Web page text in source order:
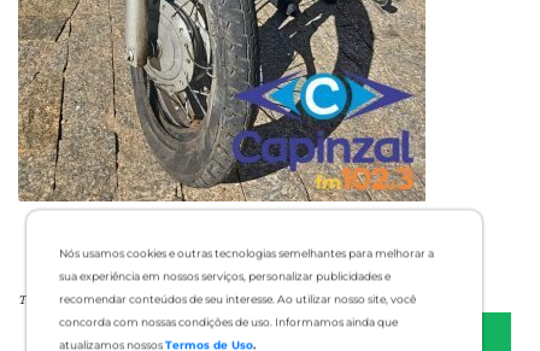
Nós usamos cookies e outras tecnologias semelhantes para melhorar a
sua experiência em nossos serviços, personalizar publicidades e
recomendar conteúdos de seu interesse. Ao utilizar nosso site, você
concorda com nossas condições de uso. Informamos ainda que
atualizamos nossosTermos de Uso.
Tags: